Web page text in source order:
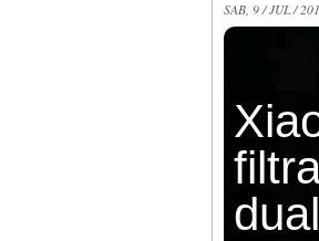
SAB, 9 / JUL /
dual